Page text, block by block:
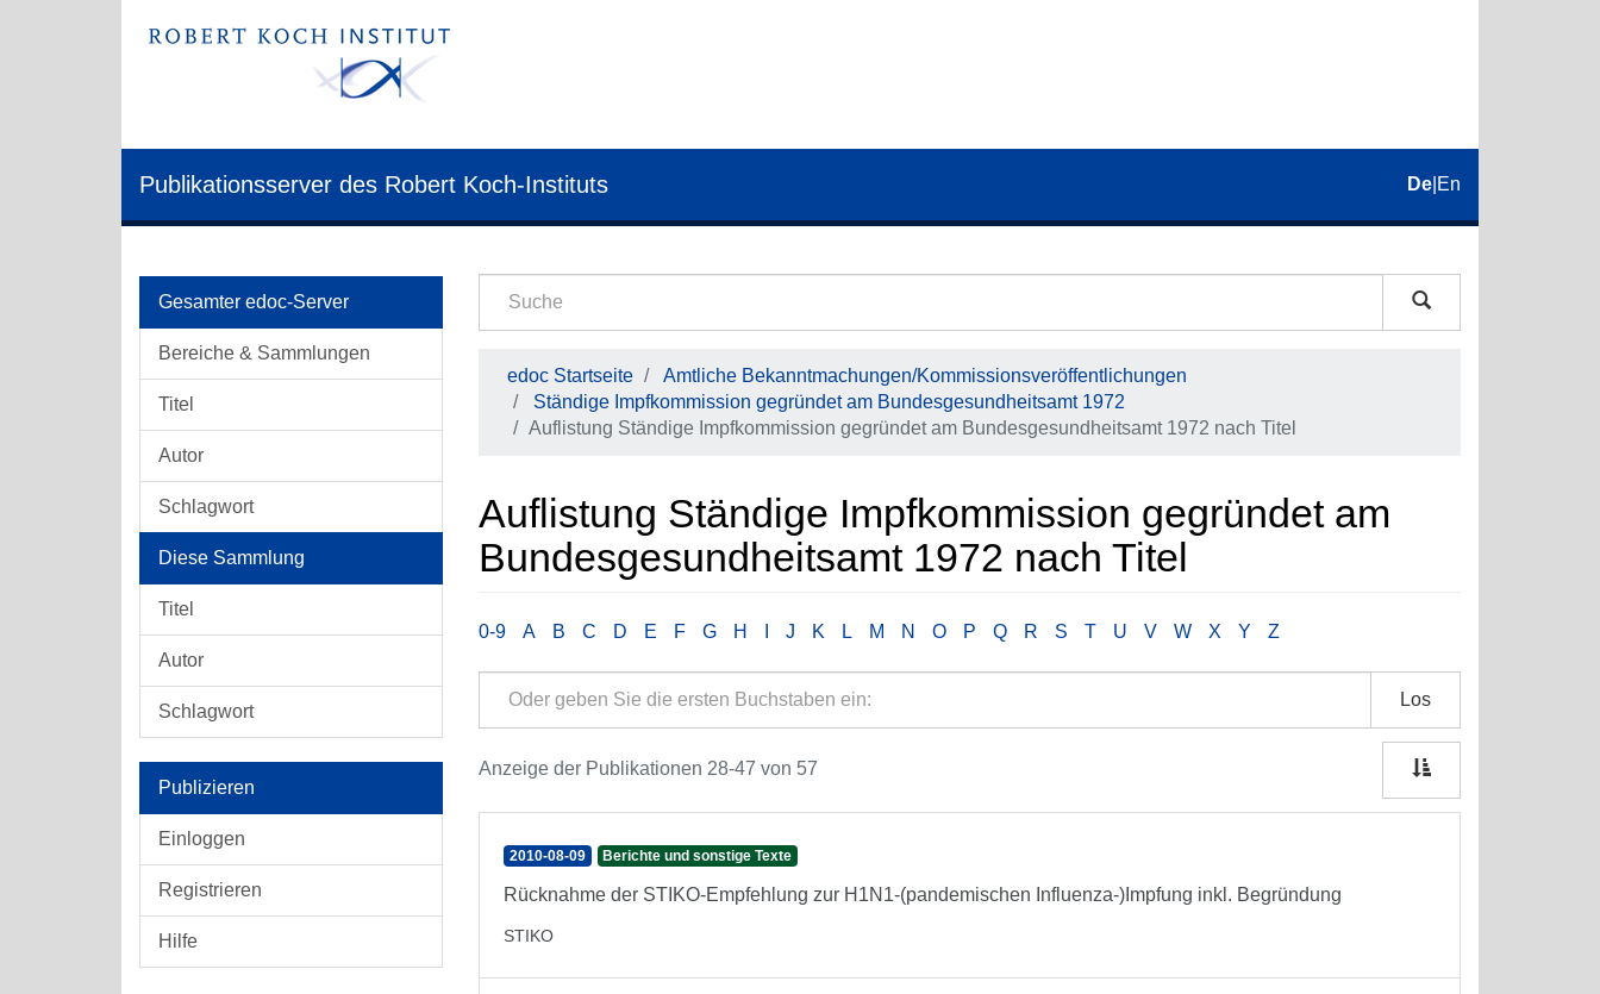
Publikationsserver des Robert Koch-Instituts De En
Gesamter edoc-Server
Bereiche & Sammlungen
Titel
Autor
Schlagwort
Diese Sammlung
Titel
Autor
Schlagwort
Publizieren
Einloggen
Registrieren
Hilfe
edoc Startseite
Amtliche Bekanntmachungen/Kommissionsveröffentlichungen
Ständige Impfkommission gegründet am Bundesgesundheitsamt 1972
Auflistung Ständige Impfkommission gegründet am Bundesgesundheitsamt 1972 nach Titel
Auflistung Ständige Impfkommission gegründet am
Bundesgesundheitsamt 1972 nach Titel
0-9 A B C D E F G H J K L M N O P Q R S T U V W X Y Z
Los
Anzeige der Publikationen 28-47 von 57
2010-08-09 Berichte und sonstige Texte
Rücknahme der STIKO-Empfehlung zur H1N1-(pandemischen Influenza-)Impfung inkl. Begründung
STIKO